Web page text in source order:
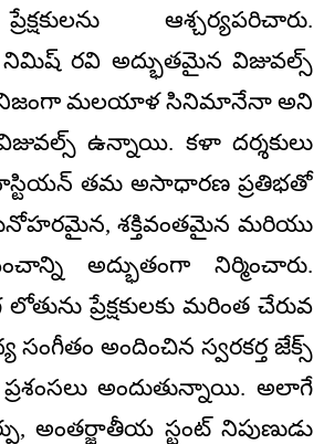
ఆశ్చర్యపరిచారు.
రవి అద్భుతమైన విజువల్స్
నిజంగా మలయాళ సినిమానేనా అని
ఉన్నాయి. కళా దర్శకులు
తమ అసాధారణ ప్రతిభతో
మనోహరమైన, శక్తివంతమైన మరియు
అద్భుతంగా నిర్మించారు.
ప్రేక్షకులకు మరింత చేరువ
అందించిన స్వరకర్త జేక్స్
అందుతున్నాయి. అలాగే
అంతర్జాతీయ స్టంట్ నిపుణుడు